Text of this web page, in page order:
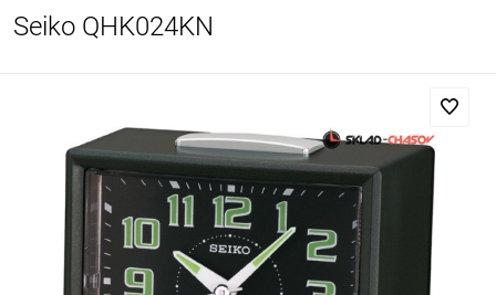
Seiko QHK024KN